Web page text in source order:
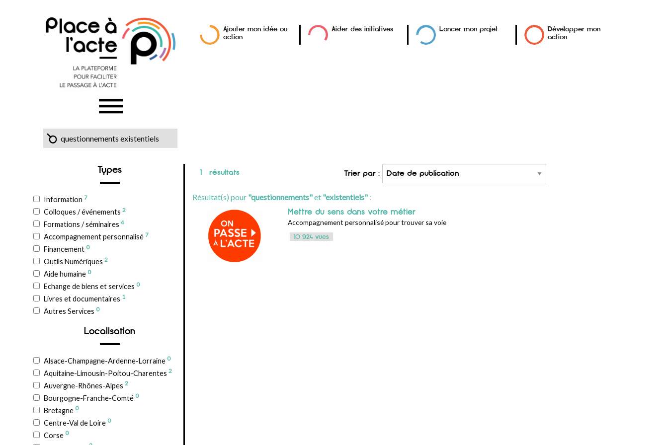
Ajouter mon idée ou
action
Aider des initiatives Lancer mon projet
Développer mon
action
Types
Information 7
Colloques / événements 2
Formations / séminaires 4
Accompagnement personnalisé 7
Financement 0
Outils Numériques 2
Aide humaine 0
Echange de biens et services 0
Livres et documentaires 1
Autres Services 0
Localisation
Alsace-Champagne-Ardenne-Lorraine 0
Aquitaine-Limousin-Poitou-Charentes 2
Auvergne-Rhônes-Alpes 2
Bourgogne-Franche-Comté 0
Bretagne 0
Centre-Val de Loire 0
Corse 0
1 résultats Trier par :
Résultat(s) pour "questionnements"et "existentiels" :
Mettre du sens dans votre métier
Accompagnement personnalisé pour trouver sa voie
10 924 vues